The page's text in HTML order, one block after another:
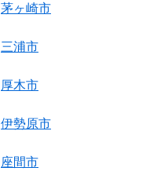
茅ヶ崎市
三浦市
厚木市
伊勢原市
座間市